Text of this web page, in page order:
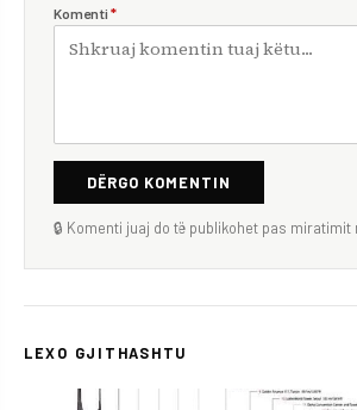
Komenti *
DËRGO KOMENTIN
🔒 Komenti juaj do të publikohet pas
LEXO GJITHASHTU